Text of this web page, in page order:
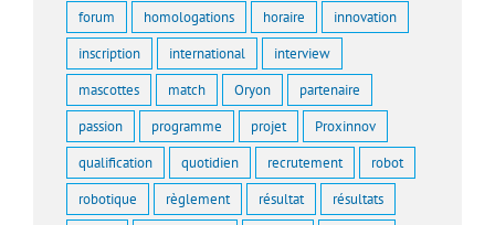
forum homologations horaire innovation
inscription international interview
mascottes match Oryon partenaire
passion programme projet Proxinnov
qualification quotidien recrutement robot
robotique règlement résultat résultats